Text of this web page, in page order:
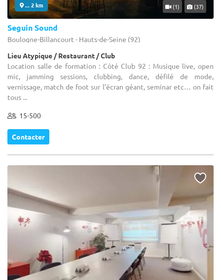
... 2 km (1) (37)
Seguin Sound
Boulogne-Billancourt - Hauts-de-Seine (92)
Lieu Atypique / Restaurant / Club
Location salle de formation : Côté Club 92 : Musique live, open
mic, jamming sessions, clubbing, dance, défilé de mode,
vernissage, match de foot sur l’écran géant, seminar etc… on fait
tous ...
15-500
Contacter